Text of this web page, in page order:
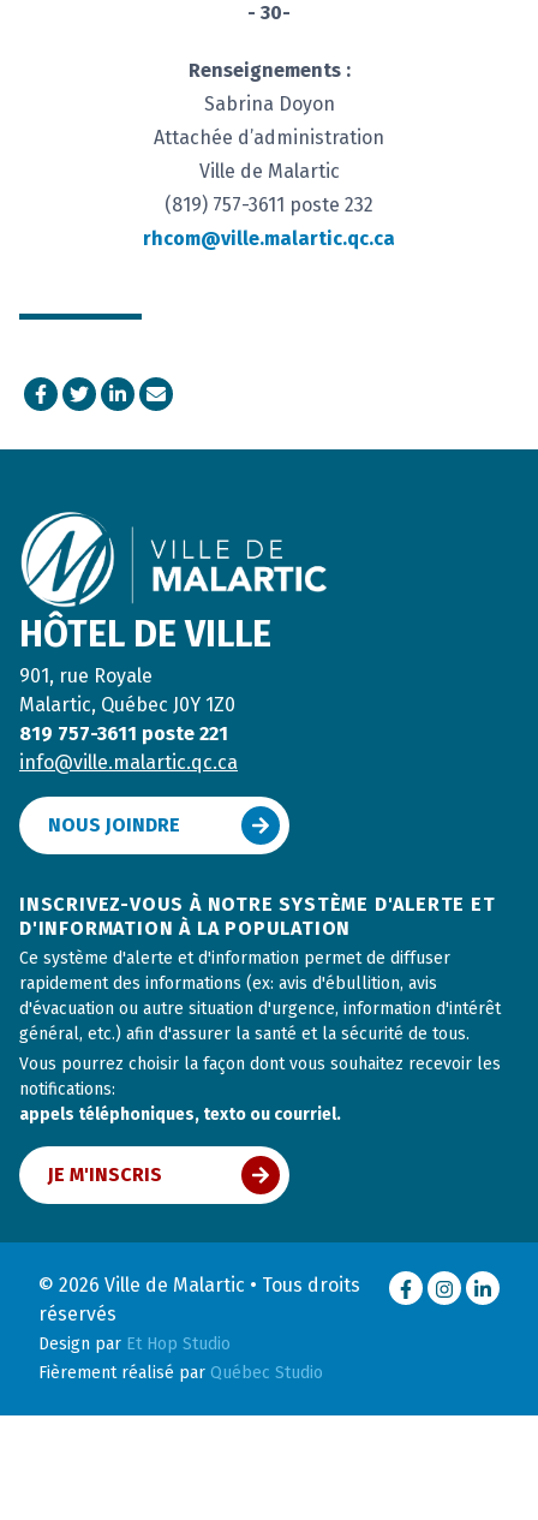
- 30-
Renseignements :
Sabrina Doyon
Attachée d’administration
Ville de Malartic
(819) 757-3611 poste 232
rhcom@ville.malartic.qc.ca
Facebook
TwitterLinkedIn
Courriel
HÔTEL DE VILLE
901, rue Royale
Malartic, Québec J0Y 1Z0
819 757-3611 poste 221
info@ville.malartic.qc.ca
NOUS JOINDRE
INSCRIVEZ-VOUS À NOTRE SYSTÈME D'ALERTE ET
D'INFORMATION À LA POPULATION
Ce système d'alerte et d'information permet de diffuser
rapidement des informations (ex: avis d'ébullition, avis
d'évacuation ou autre situation d'urgence, information d'intérêt
général, etc.) afin d'assurer la santé et la sécurité de tous.
Vous pourrez choisir la façon dont vous souhaitez recevoir les
notifications:
appels téléphoniques, texto ou courriel.
JE M'INSCRIS
© 2026 Ville de Malartic • Tous droits
réservés
Design par Et Hop Studio
Fièrement réalisé par Québec Studio
Facebook
Instagram